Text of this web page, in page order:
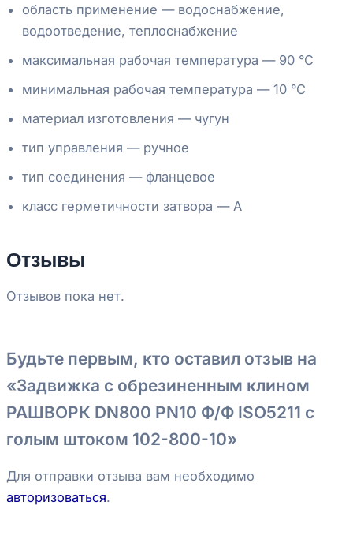
область применение — водоснабжение,
водоотведение, теплоснабжение
максимальная рабочая температура — 90 °С
минимальная рабочая температура — 10 °С
материал изготовления — чугун
тип управления — ручное
тип соединения — фланцевое
класс герметичности затвора — А
Отзывы
Отзывов пока нет.
Будьте первым, кто оставил отзыв на
«Задвижка с обрезиненным клином
РАШВОРК DN800 PN10 Ф/Ф ISO5211 с
голым штоком 102-800-10»
Для отправки отзыва вам необходимо
авторизоваться.